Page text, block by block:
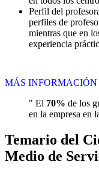
Perfil del
perfiles de
mientras que en
experiencia
MÁS INFORMACIÓN
" El 70% de los
en la empresa en
Temario del
Medio de